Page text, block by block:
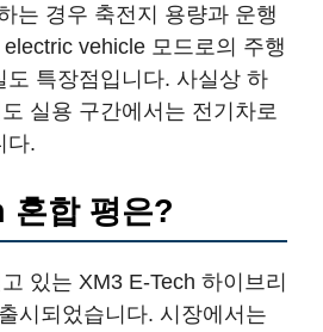
는 경우 축전지 용량과 운행
vehicle 모드로의 주행
도 특장점입니다. 사실상 하
실용 구간에서는 전기차로
다.
혼합 평은?
있는 XM3 E-Tech 하이브리
시되었습니다. 시장에서는